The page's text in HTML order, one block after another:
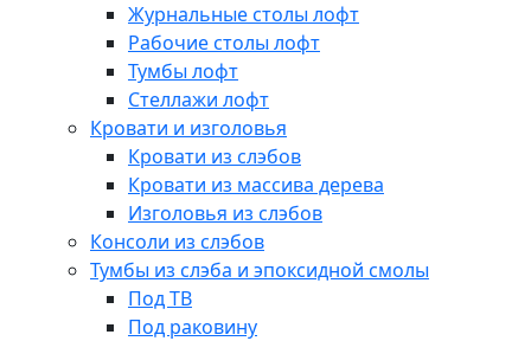
Журнальные столы лофт
Рабочие столы лофт
Тумбы лофт
Стеллажи лофт
Кровати и изголовья
Кровати из слэбов
Кровати из массива дерева
Изголовья из слэбов
Консоли из слэбов
Тумбы из слэба и эпоксидной смолы
Под ТВ
Под раковину